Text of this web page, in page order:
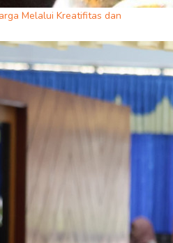
Melalui Kreatifitas dan